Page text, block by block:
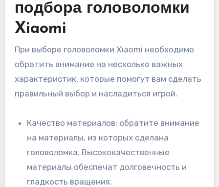
подбора головоломки
Xiaomi
При выборе головоломки Xiaomi необходимо
обратить внимание на несколько важных
характеристик, которые помогут вам сделать
правильный выбор и насладиться игрой.
Качество материалов: обратите внимание
на материалы, из которых сделана
головоломка. Высококачественные
материалы обеспечат долговечность и
гладкость вращения.